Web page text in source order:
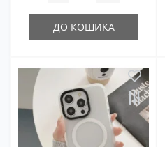
ДО КОШИКА